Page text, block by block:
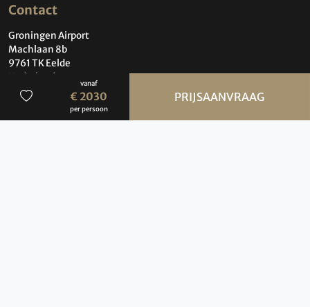
vanaf
€ 2030
per persoon
PRIJSAANVRAAG
Contact
Groningen Airport
Machlaan 8b
9761 TK Eelde
Nederland
Contact